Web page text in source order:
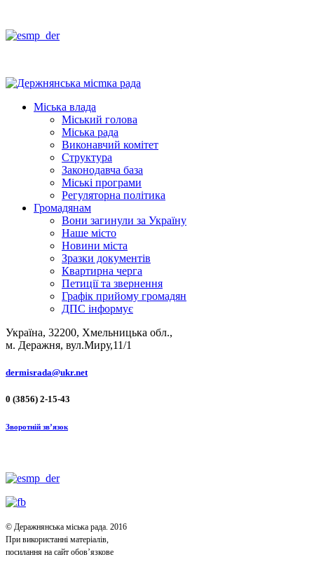
Міська влада
Міський голова
Міська рада
Виконавчий комітет
Структура
Законодавча база
Міські програми
Регуляторна політика
Громадянам
Вони загинули за Україну
Наше місто
Новини міста
Зразки документів
Квартирна черга
Петиції та звернення
Графік прийому громадян
ДПС інформує
Україна, 32200, Хмельницька обл.,
м. Деражня, вул.Миру,11/1
dermisrada@ukr.net
0 (3856) 2-15-43
Зворотній зв’язок
© Деражнянська міська рада. 2016
При використанні матеріалів,
посилання на сайт обов’язкове